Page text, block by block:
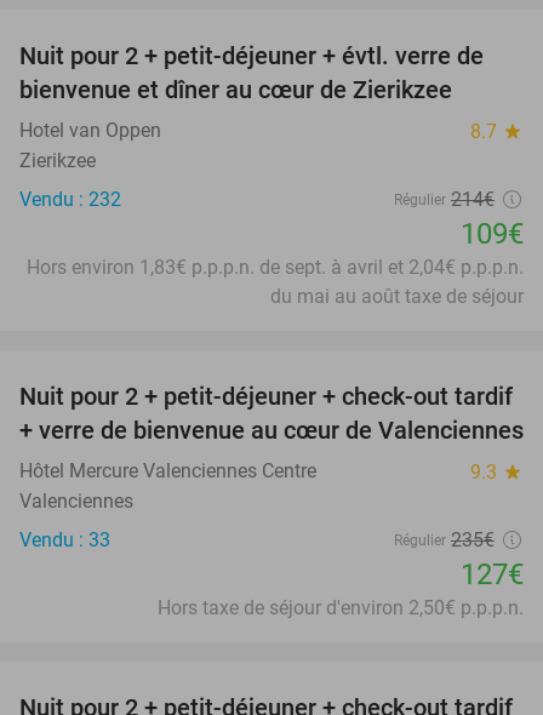
49%
Nuit pour 2 + petit-déjeuner + évtl. verre de
bienvenue et dîner au cœur de Zierikzee
Hotel van Oppen 8.7 star
Zierikzee
Vendu : 232
Régulier 214€
109€
Hors environ 1,83€ p.p.p.n. de sept. à avril et 2,04€ p.p.p.n.
du mai au août taxe de séjour
46%
Nuit pour 2 + petit-déjeuner + check-out tardif
+ verre de bienvenue au cœur de Valenciennes
Hôtel Mercure Valenciennes Centre 9.3 star
Valenciennes
Vendu : 33
Régulier 235€
127€
Hors taxe de séjour d'environ 2,50€ p.p.p.n.
Nuit pour 2 + petit-déjeuner + check-out tardif